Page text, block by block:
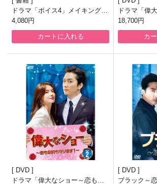
ドラマ「ボイス4」メイキングス
トーリー＆台本集
4,080円
カートに入れる
ドラマ「偉
約も守りま
18,700円
カ
DVD
ドラマ「偉大なショー～恋も公
DVD
ブラック～